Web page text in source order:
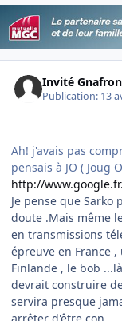
Invité
Publication: 13
Ah! j'avais pas
pensais à JO ( Joug
http://
Je pense que Sarko
doute .Mais même
en transmissions
épreuve en France
Finlande , le bob
devrait construire
servira presque